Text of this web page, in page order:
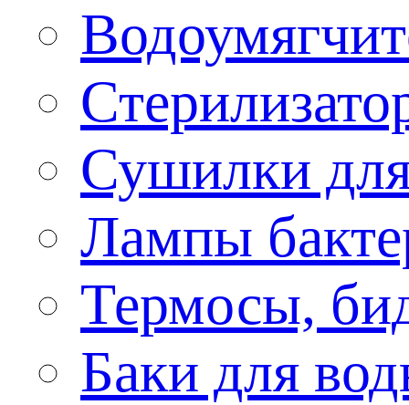
Сушилки
Лампы
Термосы,
Баки для